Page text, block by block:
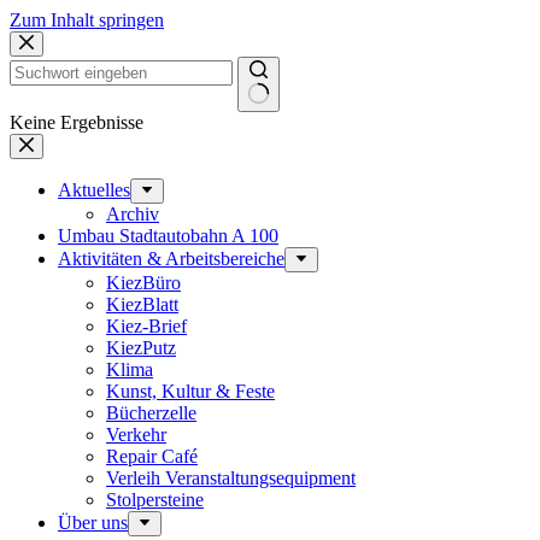
Zum Inhalt springen
Keine Ergebnisse
Aktuelles
Archiv
Umbau Stadtautobahn A 100
Aktivitäten & Arbeitsbereiche
KiezBüro
KiezBlatt
Kiez-Brief
KiezPutz
Klima
Kunst, Kultur & Feste
Bücherzelle
Verkehr
Repair Café
Verleih Veranstaltungsequipment
Stolpersteine
Über uns